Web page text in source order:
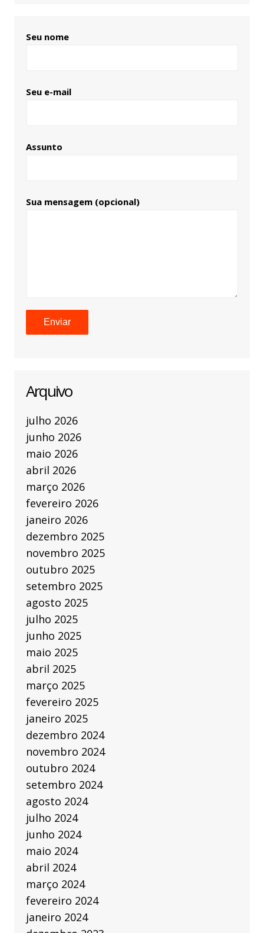
Seu nome
Seu e-mail
Assunto
Sua mensagem (opcional)
Arquivo
julho 2026
junho 2026
maio 2026
abril 2026
março 2026
fevereiro 2026
janeiro 2026
dezembro 2025
novembro 2025
outubro 2025
setembro 2025
agosto 2025
julho 2025
junho 2025
maio 2025
abril 2025
março 2025
fevereiro 2025
janeiro 2025
dezembro 2024
novembro 2024
outubro 2024
setembro 2024
agosto 2024
julho 2024
junho 2024
maio 2024
abril 2024
março 2024
fevereiro 2024
janeiro 2024